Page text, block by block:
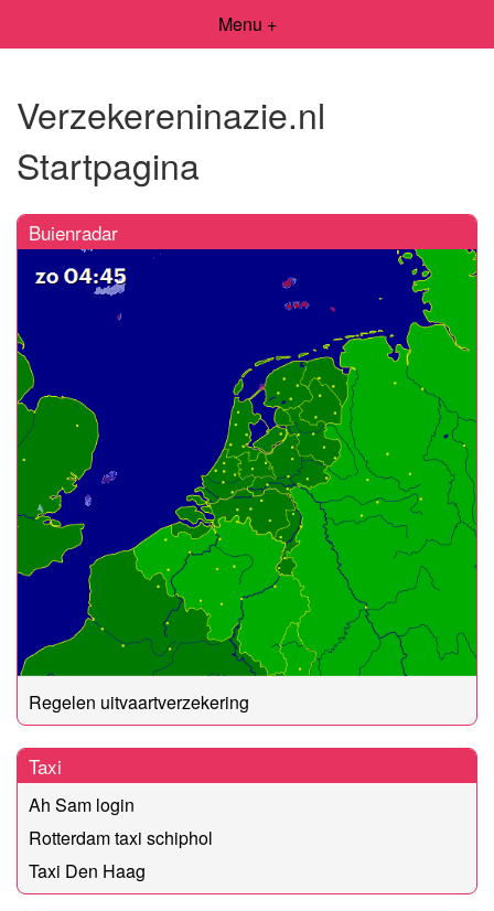
Menu +
Verzekereninazie.nl
Startpagina
Buienradar
Regelen uitvaartverzekering
Taxi
Ah Sam login
Rotterdam taxi schiphol
Taxi Den Haag